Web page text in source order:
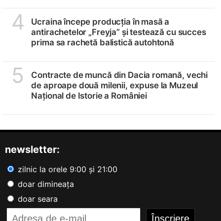
4
Ucraina începe producția în masă a
antirachetelor „Freyja” și testează cu succes
prima sa rachetă balistică autohtonă
5
Contracte de muncă din Dacia romană, vechi
de aproape două milenii, expuse la Muzeul
Național de Istorie a României
newsletter:
zilnic la orele 9:00 și 21:00
doar dimineața
doar seara